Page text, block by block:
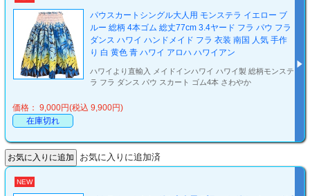
パウスカートシングル大人用 モンステラ イエロー ブ
ルー 総柄 4本ゴム 総丈77cm 3.4ヤード フラ パウ フラ
ダンス ハワイ ハンドメイド フラ 衣装 南国 人気 手作
り 白 黄色 青 ハワイ アロハ ハワイアン
ハワイより直輸入 メイドインハワイ ハワイ製 総柄モンステ
ラ フラ ダンス パウ スカート ゴム4本 さわやか
価格： 9,000円(税込 9,900円)
在庫切れ
お気に入りに追加済
NEW